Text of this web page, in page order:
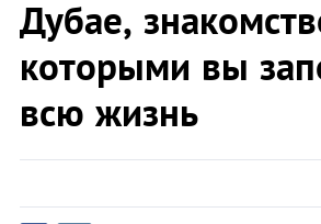
Дубае,
которыми вы
всю жизнь